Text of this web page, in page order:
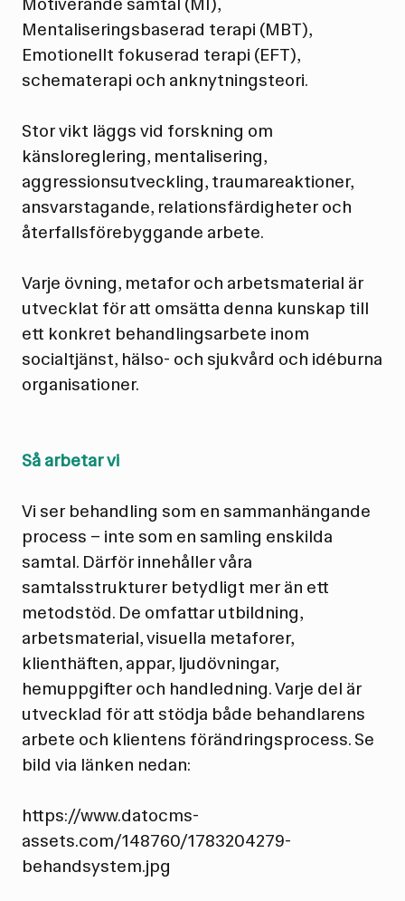
Mentaliseringsbaserad terapi (MBT),
Emotionellt fokuserad terapi (EFT),
schematerapi och anknytningsteori.
Stor vikt läggs vid forskning om
känsloreglering, mentalisering,
aggressionsutveckling, traumareaktioner,
ansvarstagande, relationsfärdigheter och
återfallsförebyggande arbete.
Varje övning, metafor och arbetsmaterial är
utvecklat för att omsätta denna kunskap till
ett konkret behandlingsarbete inom
socialtjänst, hälso- och sjukvård och idéburna
organisationer.
Så arbetar vi
Vi ser behandling som en sammanhängande
process – inte som en samling enskilda
samtal. Därför innehåller våra
samtalsstrukturer betydligt mer än ett
metodstöd. De omfattar utbildning,
arbetsmaterial, visuella metaforer,
klienthäften, appar, ljudövningar,
hemuppgifter och handledning. Varje del är
utvecklad för att stödja både behandlarens
arbete och klientens förändringsprocess. Se
bild via länken nedan:
https://www.datocms-
assets.com/148760/1783204279-
behandsystem.jpg